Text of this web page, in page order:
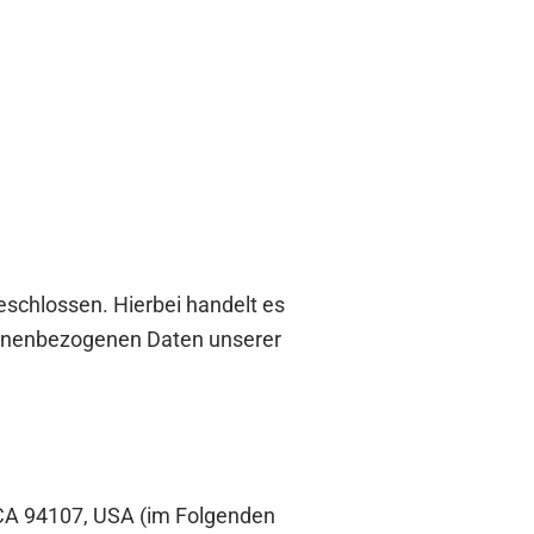
Hierbei handelt es
Daten unserer
94107, USA (im Folgenden